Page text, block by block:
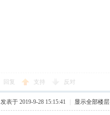
回复 支持 反对
发表于 2019-9-28 15:15:41 显示全部楼层